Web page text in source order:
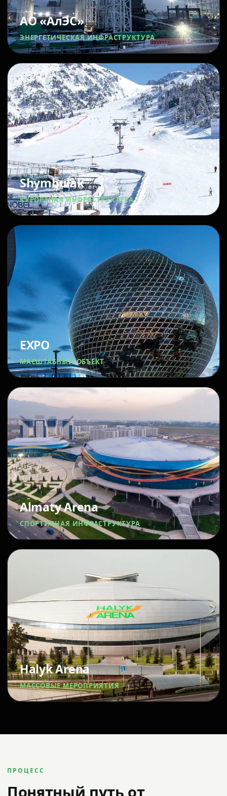
АО «АлЭС»
ЭНЕРГЕТИЧЕСКАЯ ИНФРАСТРУКТУРА
Shymbulak
КУРОРТНАЯ ИНФРАСТРУКТУРА
EXPO
МАСШТАБНЫЙ ОБЪЕКТ
Almaty Arena
СПОРТИВНАЯ ИНФРАСТРУКТУРА
Halyk Arena
МАССОВЫЕ МЕРОПРИЯТИЯ
ПРОЦЕСС
Понятный путь от